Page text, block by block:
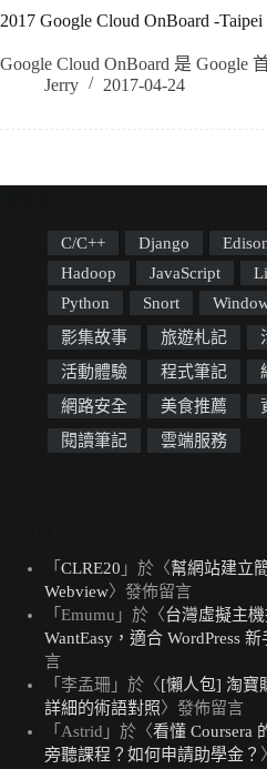
2017 Google Cloud OnBoard -
Google Cloud OnBoard 是 Google
Jerry
2017-04-24
C/C++ Django
Hadoop
JavaScript
Python
Snort
影集故事
旅遊札記
活動體驗
程式筆記
網路安全
美食推薦
閱讀筆記
雲端服務
「 CLRE20 」於〈幫網站建立
Webview〉發佈留言
「 Emumu 」於〈台灣虛擬主
WantEasy，適合 WordPress
言
「 李孟珊 」於〈[懶人包] 淘寶
詳細的術語對照〉發佈留言
「 Astrid 」於〈看懂 Coursera
旁聽課程？如何申請助學金？